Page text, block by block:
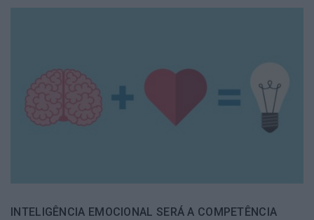
INTELIGÊNCIA EMOCIONAL SERÁ A COMPETÊNCIA